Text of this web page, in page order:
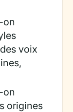
on
voix
on
origines